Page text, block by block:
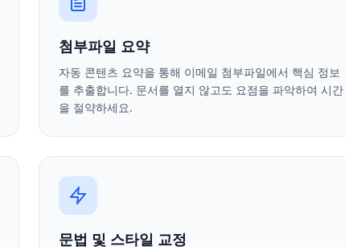
첨부파일 요약
자동 콘텐츠 요약을 통해 이메일 첨부파일에서 핵심 정보
를 추출합니다. 문서를 열지 않고도 요점을 파악하여 시간
을 절약하세요.
문법 및 스타일 교정